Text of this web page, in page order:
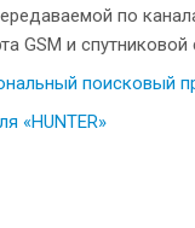
по
GSM и спутниковой
поисковый
«HUNTER»